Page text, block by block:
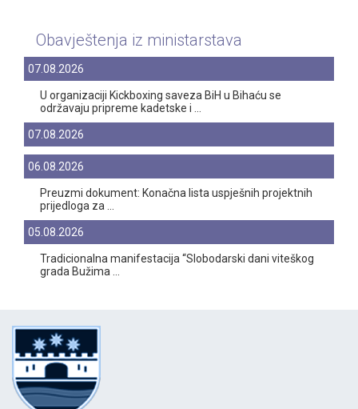
Obavještenja iz ministarstava
07.08.2026
U organizaciji Kickboxing saveza BiH u Bihaću se
održavaju pripreme kadetske i ...
07.08.2026
06.08.2026
Preuzmi dokument: Konačna lista uspješnih projektnih
prijedloga za ...
05.08.2026
Tradicionalna manifestacija “Slobodarski dani viteškog
grada Bužima ...